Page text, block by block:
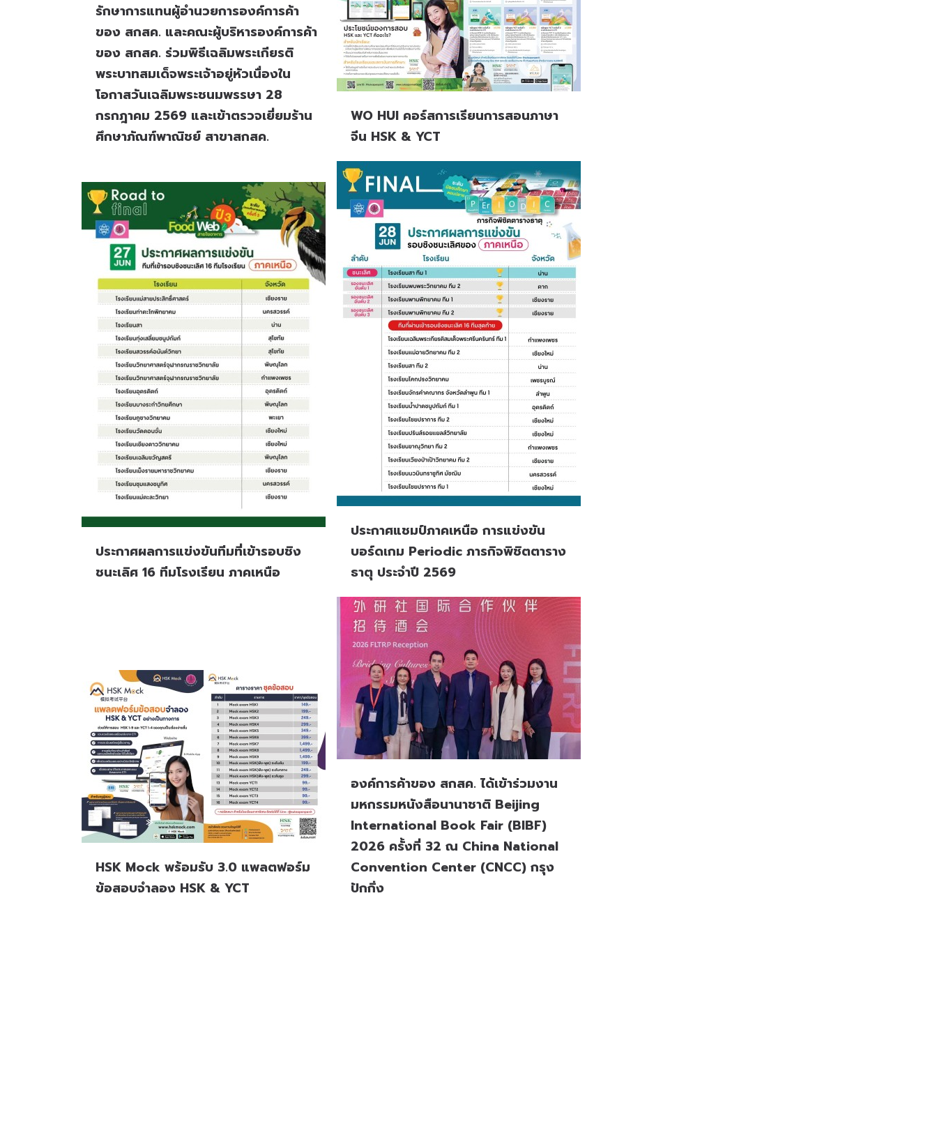
รักษาการแทนผู้อำนวยการองค์การค้า
ของ สกสค. และคณะผู้บริหารองค์การค้า
ของ สกสค. ร่วมพิธีเฉลิมพระเกียรติ
พระบาทสมเด็จพระเจ้าอยู่หัวเนื่องใน
โอกาสวันเฉลิมพระชนมพรรษา 28
กรกฎาคม 2569 และเข้าตรวจเยี่ยมร้าน
ศึกษาภัณฑ์พาณิชย์ สาขาสกสค.
WO HUI คอร์สการเรียนการสอนภาษา
จีน HSK & YCT
ประกาศผลการแข่งขันทีมที่เข้ารอบชิง
ชนะเลิศ 16 ทีมโรงเรียน ภาคเหนือ
ประกาศแชมป์ภาคเหนือ การแข่งขัน
บอร์ดเกม Periodic ภารกิจพิชิตตาราง
ธาตุ ประจำปี 2569
HSK Mock พร้อมรับ 3.0 แพลตฟอร์ม
ข้อสอบจำลอง HSK & YCT
องค์การค้าของ สกสค. ได้เข้าร่วมงาน
มหกรรมหนังสือนานาชาติ ⁠Beijing
International Book Fair (BIBF)
2026 ครั้งที่ 32 ณ ⁠China National
Convention Center (CNCC) กรุง
ปักกิ่ง